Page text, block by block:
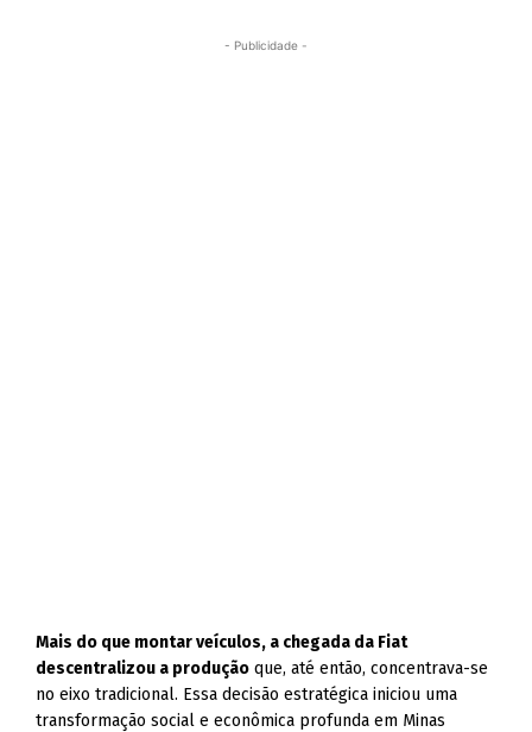
- Publicidade -
Mais do que montar veículos, a chegada da Fiat
descentralizou a produção que, até então, concentrava-se
no eixo tradicional. Essa decisão estratégica iniciou uma
transformação social e econômica profunda em Minas